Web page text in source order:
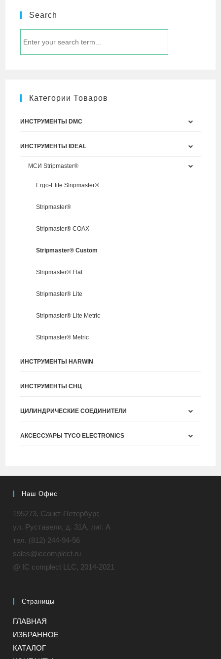
Search
Категории Товаров
ИНСТРУМЕНТЫ DMC
ИНСТРУМЕНТЫ IDEAL
МСИ Stripmaster®
Ergo-Elite Stripmaster®
Stripmaster®
Stripmaster® COAX
Stripmaster® Custom
Stripmaster® Flat
Stripmaster® Lite
Stripmaster® Lite Metric
Stripmaster® Metric
ИНСТРУМЕНТЫ HARWIN
ИНСТРУМЕНТЫ СНЦ
ЦИЛИНДРИЧЕСКИЕ СОЕДИНИТЕЛИ
АКСЕССУАРЫ TYCO ELECTRONICS
Наш Офис
195273, Санкт-Петербург,
ул. Руставели, д. 31A, лит. А
тел. (812) 244-94-56
sales@iccomplect.ru
@ IC complect LLC, 2014-2021
Страницы
ГЛАВНАЯ
ИЗБРАННОЕ
КАТАЛОГ